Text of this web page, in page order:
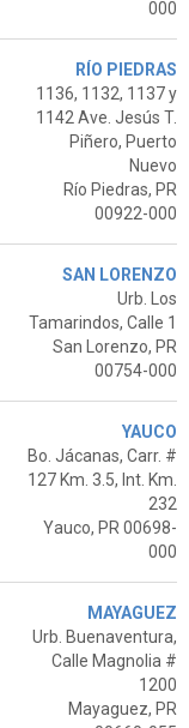
000
RÍO PIEDRAS
1136, 1132, 1137 y
1142 Ave. Jesús T.
Piñero, Puerto
Nuevo
Río Piedras, PR
00922-000
SAN LORENZO
Urb. Los
Tamarindos, Calle 1
San Lorenzo, PR
00754-000
YAUCO
Bo. Jácanas, Carr. #
127 Km. 3.5, Int. Km.
232
Yauco, PR 00698-
000
MAYAGUEZ
Urb. Buenaventura,
Calle Magnolia #
1200
Mayaguez, PR